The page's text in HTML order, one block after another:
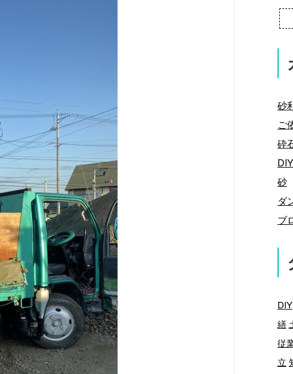
砂
ご
砕
DIY
砂
ダ
ブ
DIY
繕
従
立